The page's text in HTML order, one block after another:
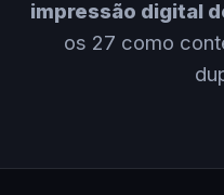
impressão digital
os 27 como